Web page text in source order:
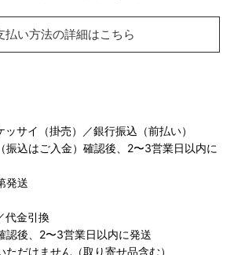
払い方法の詳細はこちら
サイ（掛売）／銀行振込（前払い）
振込はご入金）確認後、2〜3営業日以内に
発送
代金引換
認後、2〜3営業日以内に発送
ただけません（取り寄せ品含む）